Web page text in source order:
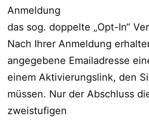
Anmeldung
das sog. doppelte „Opt-In“
Nach Ihrer Anmeldung
angegebene Emailadresse
einem Aktivierungslink, den
müssen. Nur der Abschluss
zweistufigen